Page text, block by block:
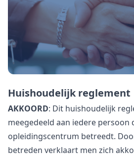
Huishoudelijk reglement
AKKOORD: Dit huishoudelijk
meegedeeld aan iedere persoon
opleidingscentrum betreedt.
betreden verklaart men zich